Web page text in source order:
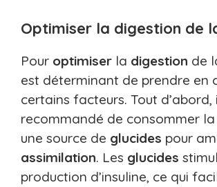
Optimiser la digestion de
Pour optimiser la digestion de
est déterminant de prendre en
certains facteurs. Tout d’abord,
recommandé de consommer la
une source de glucides pour
assimilation. Les glucides
production d’insuline, ce qui